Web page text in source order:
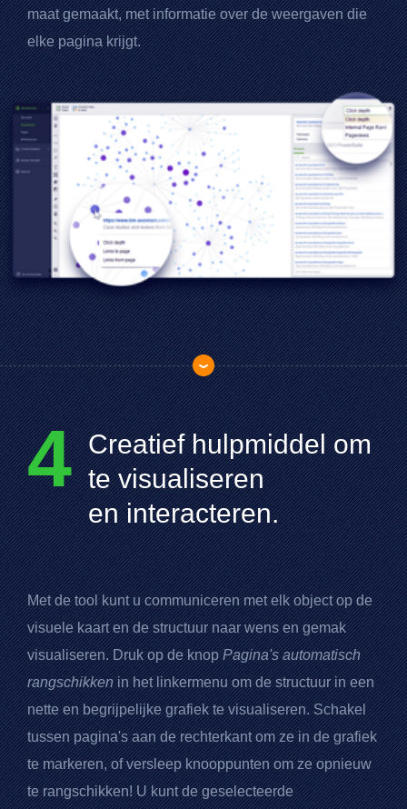
maat gemaakt, met informatie over de weergaven die
elke pagina krijgt.
4 Creatief hulpmiddel om
te visualiseren
en interacteren.
Met de tool kunt u communiceren met elk object op de
visuele kaart en de structuur naar wens en gemak
visualiseren. Druk op de knopPagina's automatisch
rangschikkenin het linkermenu om de structuur in een
nette en begrijpelijke grafiek te visualiseren. Schakel
tussen pagina's aan de rechterkant om ze in de grafiek
te markeren, of versleep knooppunten om ze opnieuw
te rangschikken! U kunt de geselecteerde